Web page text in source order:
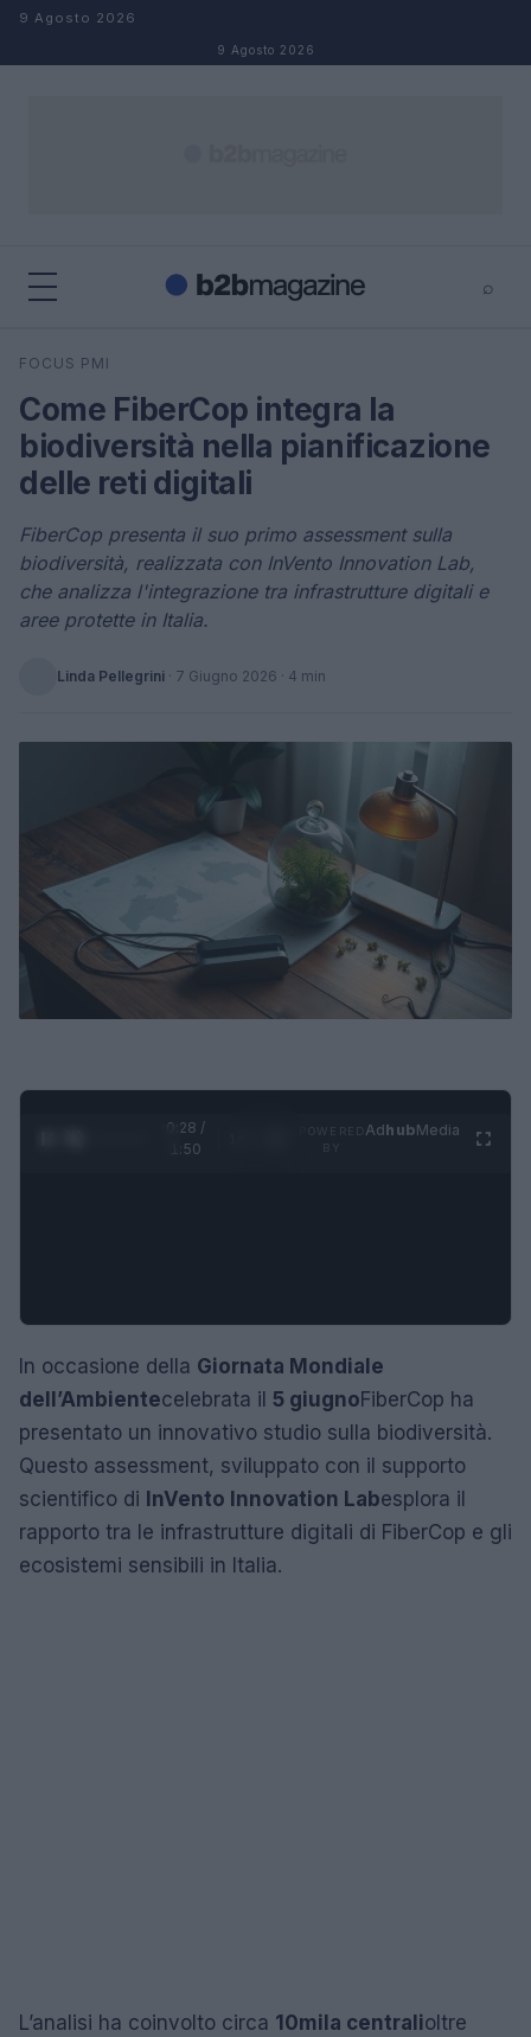
Salta al contenuto
9 Agosto 2026
9 Agosto 2026
⌕
Cerca
FOCUS PMI
Come FiberCop integra la
biodiversità nella pianificazione
delle reti digitali
FiberCop presenta il suo primo assessment sulla
biodiversità, realizzata con InVento Innovation Lab,
che analizza l'integrazione tra infrastrutture digitali e
aree protette in Italia.
Linda Pellegrini · 7 Giugno 2026 · 4 min
0:29 /
1:50
AdhubMedia
In occasione della Giornata Mondiale
dell’Ambientecelebrata il 5 giugnoFiberCop ha
presentato un innovativo studio sulla biodiversità.
Questo assessment, sviluppato con il supporto
scientifico di InVento Innovation Labesplora il
rapporto tra le infrastrutture digitali di FiberCop e gli
ecosistemi sensibili in Italia.
L’analisi ha coinvolto circa 10mila centralioltre